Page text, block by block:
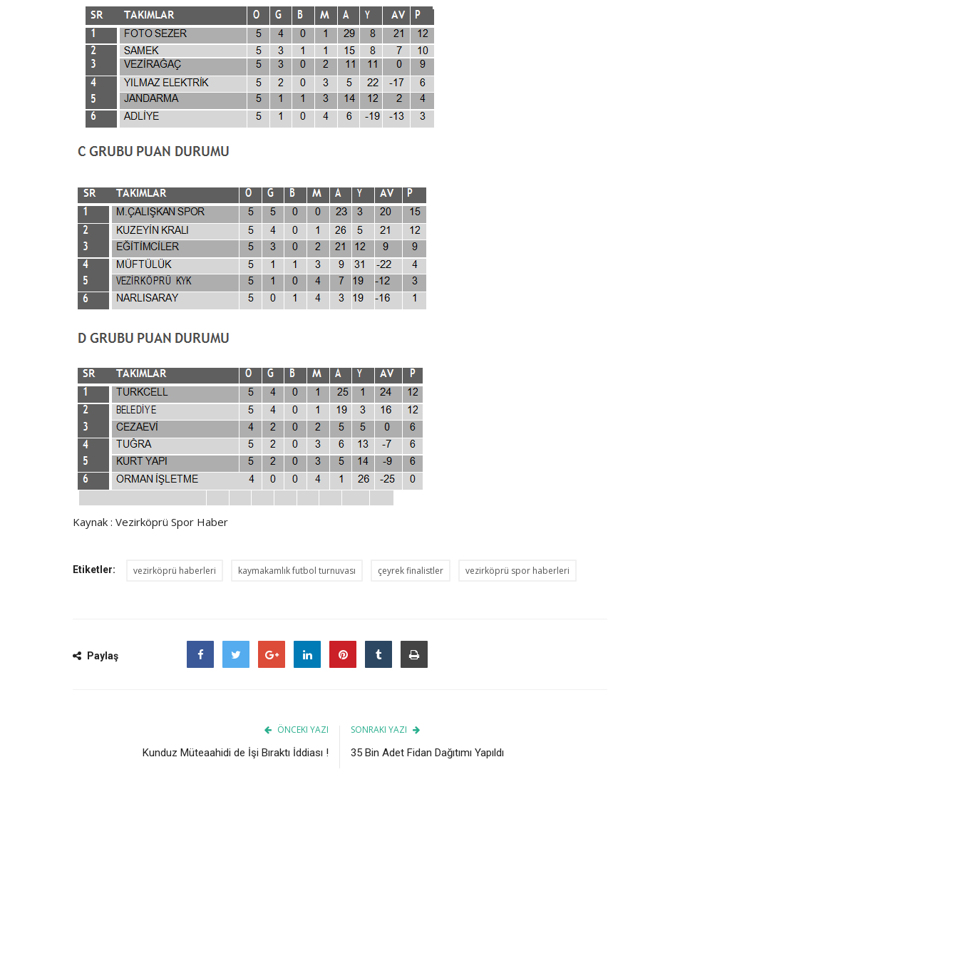
Kaynak : Vezirköprü Spor Haber
Etiketler: vezirköprü haberleri kaymakamlık futbol turnuvası çeyrek finalistler vezirköprü spor haberleri
Paylaş
ÖNCEKI YAZI
Kunduz Müteaahidi de İşi Bıraktı İddiası !
SONRAKI YAZI
35 Bin Adet Fidan Dağıtımı Yapıldı